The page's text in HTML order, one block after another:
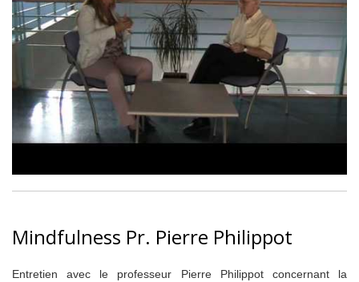
Mindfulness Pr. Pierre Philippot
Entretien avec le professeur Pierre Philippot concernant la